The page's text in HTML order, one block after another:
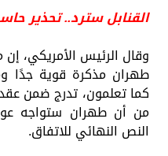
القنابل سترد.. تحذير
وقال الرئيس الأمريكي،
طهران مذكرة قوية جدًا
كما تعلمون، تدرج ضمن
من أن طهران ستواجه
النص النهائي للاتفاق.